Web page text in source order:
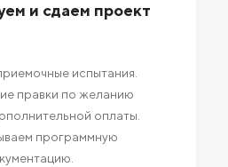
и сдаем проект
испытания.
правки по желанию
оплаты.
программную